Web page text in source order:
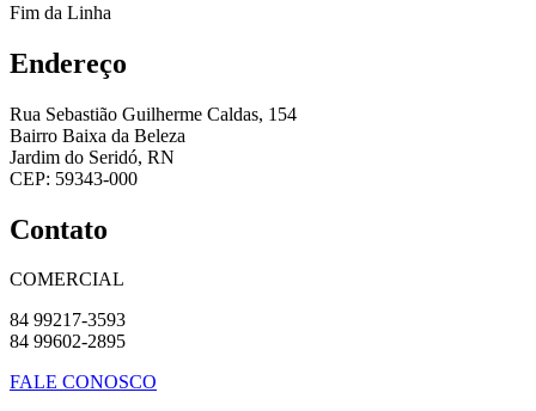
Fim da Linha
Endereço
Rua Sebastião Guilherme Caldas, 154
Bairro Baixa da Beleza
Jardim do Seridó, RN
CEP: 59343-000
Contato
COMERCIAL
84 99217-3593
84 99602-2895
FALE CONOSCO